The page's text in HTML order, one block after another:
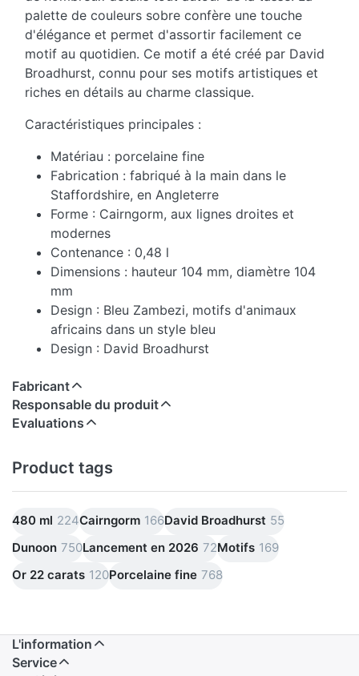
palette de couleurs sobre confère une touche
d'élégance et permet d'assortir facilement ce
motif au quotidien. Ce motif a été créé par David
Broadhurst, connu pour ses motifs artistiques et
riches en détails au charme classique.
Caractéristiques principales :
Matériau : porcelaine fine
Fabrication : fabriqué à la main dans le
Staffordshire, en Angleterre
Forme : Cairngorm, aux lignes droites et
modernes
Contenance : 0,48 l
Dimensions : hauteur 104 mm, diamètre 104
mm
Design : Bleu Zambezi, motifs d'animaux
africains dans un style bleu
Design : David Broadhurst
Fabricant
Responsable du produit
Evaluations
Product tags
480 ml 224Cairngorm 166David Broadhurst 55
Dunoon 750Lancement en 2026 72Motifs 169
Or 22 carats 120Porcelaine fine 768
L'information
Service